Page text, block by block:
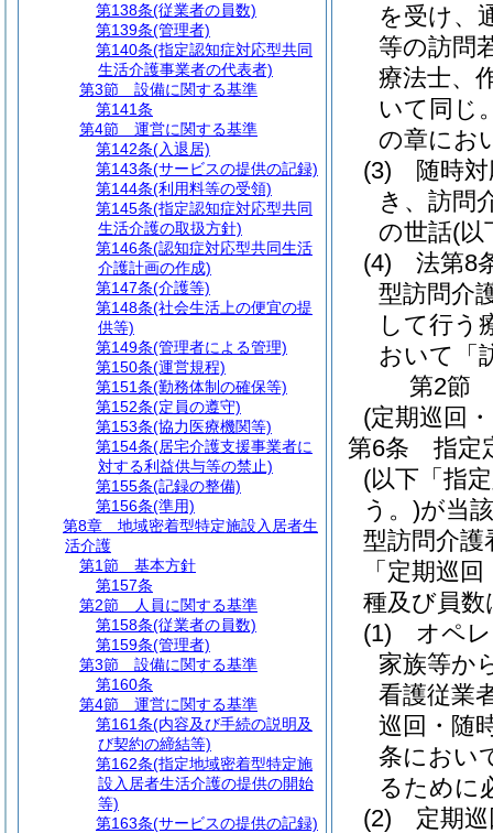
を受け、
等の訪問
療法士、
いて同じ
の章にお
(3)
随時
き、訪問
の世話(以
(4)
法第8
型訪問介
して行う
おいて「
第2節
(定期巡回
第6条
指定
(以下「指
う。)が当
型訪問介護
「定期巡
種及び員
(1)
オペ
家族等か
看護従業
巡回・随
条におい
るために
(2)
定期
第138条(従業者の員数)
第139条(管理者)
第140条(指定認知症対応型共同
生活介護事業者の代表者)
第3節
設備に関する基準
第141条
第4節
運営に関する基準
第142条(入退居)
第143条(サービスの提供の記録)
第144条(利用料等の受領)
第145条(指定認知症対応型共同
生活介護の取扱方針)
第146条(認知症対応型共同生活
介護計画の作成)
第147条(介護等)
第148条(社会生活上の便宜の提
供等)
第149条(管理者による管理)
第150条(運営規程)
第151条(勤務体制の確保等)
第152条(定員の遵守)
第153条(協力医療機関等)
第154条(居宅介護支援事業者に
対する利益供与等の禁止)
第155条(記録の整備)
第156条(準用)
第8章
地域密着型特定施設入居者生
活介護
第1節
基本方針
第157条
第2節
人員に関する基準
第158条(従業者の員数)
第159条(管理者)
第3節
設備に関する基準
第160条
第4節
運営に関する基準
第161条(内容及び手続の説明及
び契約の締結等)
第162条(指定地域密着型特定施
設入居者生活介護の提供の開始
等)
第163条(サービスの提供の記録)